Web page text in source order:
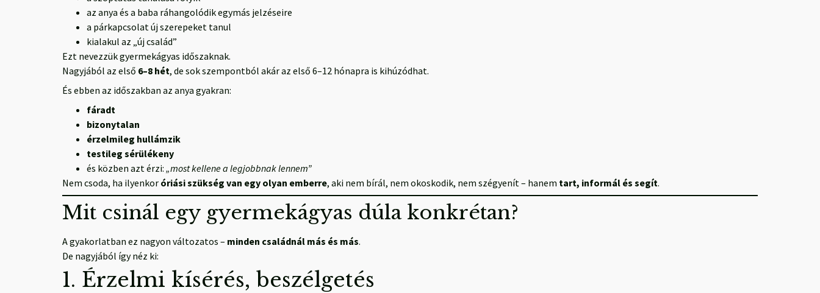
az anya és a baba ráhangolódik egymás jelzéseire
a párkapcsolat új szerepeket tanul
kialakul az „új család”
Ezt nevezzük gyermekágyas időszaknak.
Nagyjából az első 6–8 hét, de sok szempontból akár az első 6–12 hónapra is kihúzódhat.
És ebben az időszakban az anya gyakran:
fáradt
bizonytalan
érzelmileg hullámzik
testileg sérülékeny
és közben azt érzi: „most kellene a legjobbnak lennem”
Nem csoda, ha ilyenkor óriási szükség van egy olyan emberre, aki nem bírál, nem okoskodik, nem szégyenít – hanem tart, informál és segít.
Mit csinál egy gyermekágyas dúla konkrétan?
A gyakorlatban ez nagyon változatos – minden családnál más és más.
De nagyjából így néz ki:
1. Érzelmi kísérés, beszélgetés